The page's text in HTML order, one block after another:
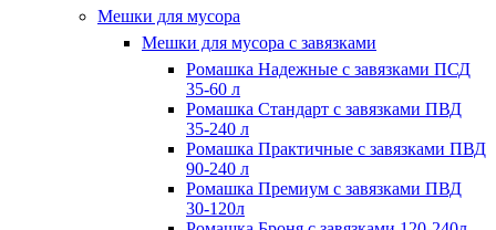
Мешки для мусора
Мешки для мусора с завязками
Ромашка Надежные с завязками ПСД
35-60 л
Ромашка Стандарт с завязками ПВД
35-240 л
Ромашка Практичные с завязками ПВД
90-240 л
Ромашка Премиум с завязками ПВД
30-120л